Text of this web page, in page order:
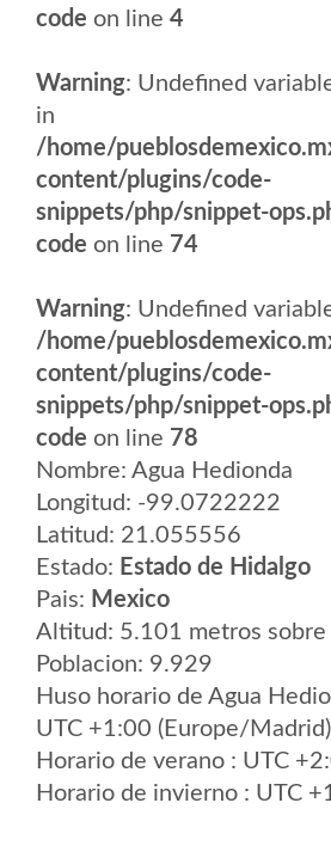
code on line 4
Warning: Undefined
in
/home/
content/plugins/code-
snippets/php/snippet-
code on line 74
Warning: Undefined
/home/
content/plugins/code-
snippets/php/snippet-
code on line 78
Nombre: Agua Hedionda
Longitud: -99.0722222
Latitud: 21.055556
Estado: Estado de Hidalgo
Pais: Mexico
Altitud: 5.101 metros sobre
Poblacion: 9.929
Huso horario de Agua
UTC +1:00 (Europe/Madrid)
Horario de verano : UTC
Horario de invierno : UTC